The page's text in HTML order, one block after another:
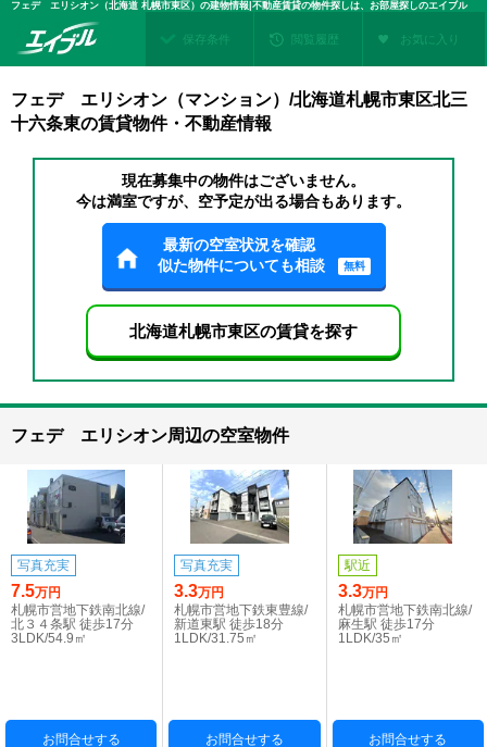
フェデ エリシオン（北海道 札幌市東区）の建物情報|不動産賃貸の物件探しは、お部屋探しのエイブル
保存条件 閲覧履歴 お気に入り
フェデ エリシオン（マンション）/北海道札幌市東区北三
十六条東の賃貸物件・不動産情報
現在募集中の物件はございません。
今は満室ですが、空予定が出る場合もあります。
最新の空室状況を確認
似た物件についても相談
無料
北海道札幌市東区の賃貸を探す
フェデ エリシオン周辺の空室物件
写真充実
7.5万円
札幌市営地下鉄南北線/
北３４条駅 徒歩17分
3LDK/54.9㎡
お問合せする
写真充実
3.3万円
札幌市営地下鉄東豊線/
新道東駅 徒歩18分
1LDK/31.75㎡
お問合せする
駅近
3.3万円
札幌市営地下鉄南北線/
麻生駅 徒歩17分
1LDK/35㎡
お問合せする